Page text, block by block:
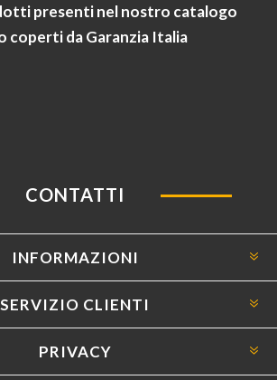
presenti nel nostro catalogo
coperti da Garanzia Italia
CONTATTI
INFORMAZIONI
SERVIZIO CLIENTI
PRIVACY